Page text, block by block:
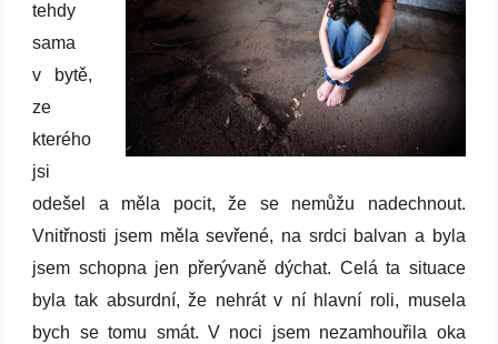
tehdy
sama
v bytě,
ze
kterého
jsi
odešel a měla pocit, že se nemůžu nadechnout.
Vnitřnosti jsem měla sevřené, na srdci balvan a byla
jsem schopna jen přerývaně dýchat. Celá ta situace
byla tak absurdní, že nehrát v ní hlavní roli, musela
bych se tomu smát. V noci jsem nezamhouřila oka